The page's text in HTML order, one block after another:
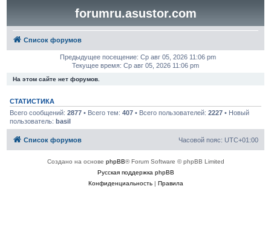
forumru.asustor.com
Список форумов
Предыдущее посещение: Ср авг 05, 2026 11:06 pm
Текущее время: Ср авг 05, 2026 11:06 pm
На этом сайте нет форумов.
СТАТИСТИКА
Всего сообщений: 2877• Всего тем: 407• Всего пользователей: 2227• Новый
пользователь: basil
Список форумов Часовой пояс: UTC+01:00
Создано на основе phpBB® Forum Software © phpBB Limited
Русская поддержка phpBB
Конфиденциальность| Правила